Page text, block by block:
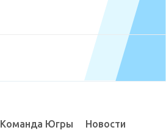
Команда Югры Новости